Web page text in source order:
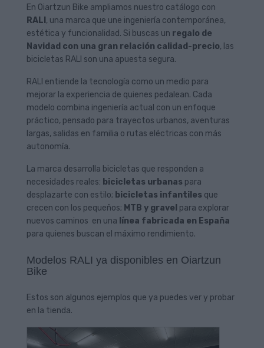
En Oiartzun Bike ampliamos nuestro catálogo con
RALI , una marca que une ingeniería contemporánea,
estética y funcionalidad. Si buscas un regalo de
Navidad con una gran relación calidad-precio, las
bicicletas RALI son una apuesta segura.
RALI entiende la tecnología como un medio para
mejorar la experiencia de quienes pedalean. Cada
modelo combina ingeniería actual con un enfoque
práctico, pensado para trayectos urbanos, aventuras
largas, salidas en familia o rutas eléctricas con más
autonomía.
La marca desarrolla bicicletas que responden a
necesidades reales: bicicletas urbanas para
desplazarte con estilo; bicicletas infantiles que
crecen con los pequeños; MTB y gravel para explorar
nuevos caminos en una línea fabricada en España
para quienes buscan el máximo rendimiento.
Modelos RALI ya disponibles en Oiartzun
Bike
Estos son algunos ejemplos que ya puedes ver y probar
en la tienda.